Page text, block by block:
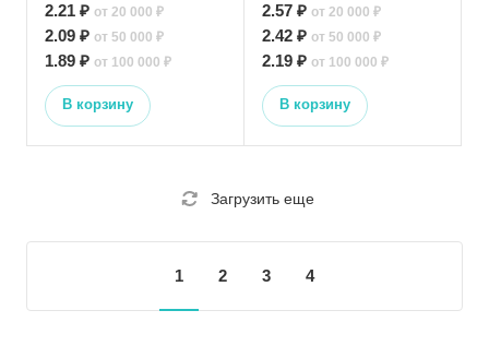
2.21 ₽ от 20 000 ₽
2.09 ₽ от 50 000 ₽
1.89 ₽ от 100 000 ₽
В корзину
2.57 ₽ от 20 000 ₽
2.42 ₽ от 50 000 ₽
2.19 ₽ от 100 000 ₽
В корзину
Загрузить еще
1 2 3 4